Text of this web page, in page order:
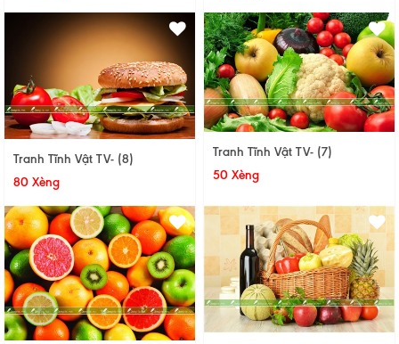
Tranh Tĩnh Vật TV- (8)
80 Xèng
Tranh Tĩnh Vật TV- (7)
50 Xèng